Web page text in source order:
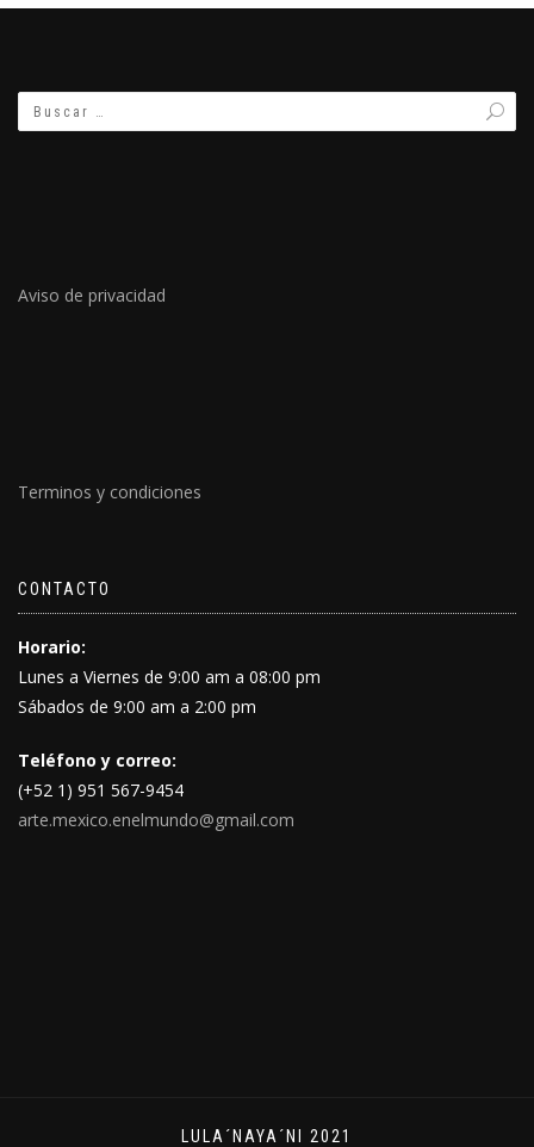
Aviso de privacidad
Terminos y condiciones
CONTACTO
Horario:
Lunes a Viernes de 9:00 am a 08:00 pm
Sábados de 9:00 am a 2:00 pm
Teléfono y correo:
(+52 1) 951 567-9454
arte.mexico.enelmundo@gmail.com
LULA´NAYA´NI 2021